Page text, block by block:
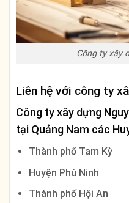
Công ty xây
Liên hệ với công ty
Công ty xây dựng
tại Quảng Nam các
Thành phố Tam Kỳ
Huyện Phú Ninh
Thành phố Hội An